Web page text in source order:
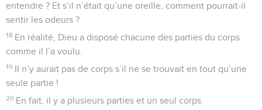
entendre ? Et s’il n’était qu’une oreille, comment pourrait-il
sentir les odeurs ?
18 En réalité, Dieu a disposé chacune des parties du corps
comme il l’a voulu.
19 Il n’y aurait pas de corps s’il ne se trouvait en tout qu’une
seule partie !
20 En fait, il y a plusieurs parties et un seul corps.